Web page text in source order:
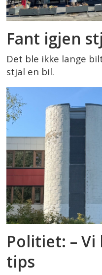
Fant igjen
Det ble ikke lange
stjal en bil.
Politiet: –
tips